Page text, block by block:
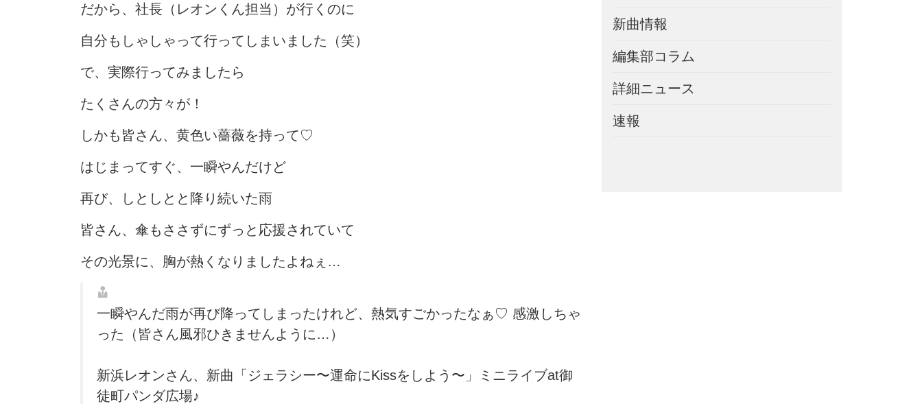
だから、社長（レオンくん担当）が行くのに
自分もしゃしゃって行ってしまいました（笑）
で、実際行ってみましたら
たくさんの方々が！
しかも皆さん、黄色い薔薇を持って♡
はじまってすぐ、一瞬やんだけど
再び、しとしとと降り続いた雨
皆さん、傘もささずにずっと応援されていて
その光景に、胸が熱くなりましたよねぇ…
一瞬やんだ雨が再び降ってしまったけれど、熱気すごかったなぁ♡ 感激しちゃ
った（皆さん風邪ひきませんように…）
新浜レオンさん、新曲「ジェラシー〜運命にKissをしよう〜」ミニライブat御
徒町パンダ広場♪
新曲情報
編集部コラム
詳細ニュース
速報